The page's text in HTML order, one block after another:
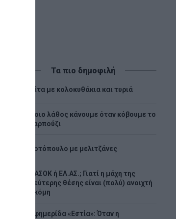
Τα πιο δημοφιλή
Πίτα με κολοκυθάκια και τυριά
Ποιο λάθος κάνουμε όταν κόβουμε το
καρπούζι
Κοτόπουλο με μελιτζάνες
ΠΑΣΟΚ ή ΕΛ.ΑΣ.; Γιατί η μάχη της
δεύτερης θέσης είναι (πολύ) ανοιχτή
ακόμη
Εφημερίδα «Εστία»: Όταν η